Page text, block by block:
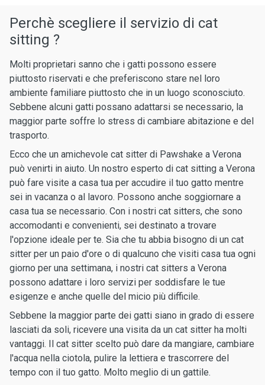
Perchè scegliere il servizio di cat
sitting ?
Molti proprietari sanno che i gatti possono essere
piuttosto riservati e che preferiscono stare nel loro
ambiente familiare piuttosto che in un luogo sconosciuto.
Sebbene alcuni gatti possano adattarsi se necessario, la
maggior parte soffre lo stress di cambiare abitazione e del
trasporto.
Ecco che un amichevole cat sitter di Pawshake a Verona
può venirti in aiuto. Un nostro esperto di cat sitting a Verona
può fare visite a casa tua per accudire il tuo gatto mentre
sei in vacanza o al lavoro. Possono anche soggiornare a
casa tua se necessario. Con i nostri cat sitters, che sono
accomodanti e convenienti, sei destinato a trovare
l'opzione ideale per te. Sia che tu abbia bisogno di un cat
sitter per un paio d'ore o di qualcuno che visiti casa tua ogni
giorno per una settimana, i nostri cat sitters a Verona
possono adattare i loro servizi per soddisfare le tue
esigenze e anche quelle del micio più difficile.
Sebbene la maggior parte dei gatti siano in grado di essere
lasciati da soli, ricevere una visita da un cat sitter ha molti
vantaggi. Il cat sitter scelto può dare da mangiare, cambiare
l'acqua nella ciotola, pulire la lettiera e trascorrere del
tempo con il tuo gatto. Molto meglio di un gattile.